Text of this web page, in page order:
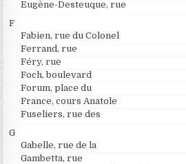
Eugène-Desteuque, rue
F
Fabien, rue du Colonel
Ferrand, rue
Féry, rue
Foch, boulevard
Forum, place du
France, cours Anatole
Fuseliers, rue des
G
Gabelle, rue de la
Gambetta, rue